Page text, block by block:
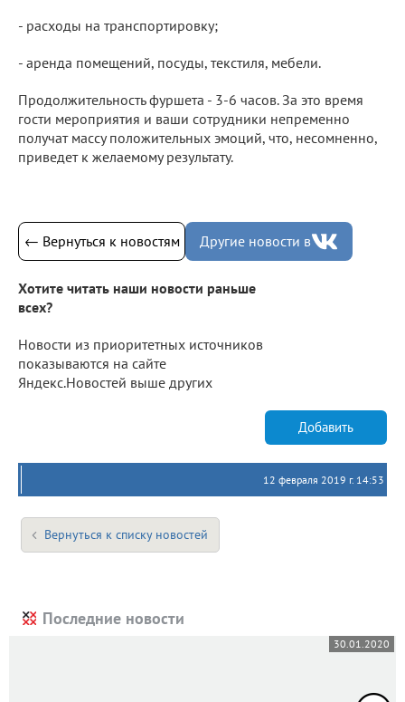
- расходы на транспортировку;
- аренда помещений, посуды, текстиля, мебели.
Продолжительность фуршета - 3-6 часов. За это время
гости мероприятия и ваши сотрудники непременно
получат массу положительных эмоций, что, несомненно,
приведет к желаемому результату.
← Вернуться к новостям Другие новости в
Хотите читать наши новости раньше
всех?
Новости из приоритетных источников
показываются на сайте
Яндекс.Новостей выше других
Добавить
12 февраля 2019 г. 14:53
Вернуться к списку новостей
Последние новости
30.01.2020